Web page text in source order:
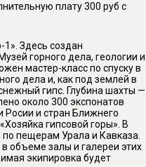
плату 300 руб с
Здесь создан
горного дела, геологии и
мастер-класс по спуску в
дела и, как под землей в
гипс. Глубина шахты —
около 300 экспонатов
Росии и стран Ближнего
гипсовой горы». В
пещерам Урала и Кавказа.
объеме залы и галереи этих
экипировка будет